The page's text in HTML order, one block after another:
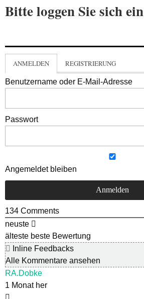
Bitte loggen Sie sich ein
ANMELDEN REGISTRIERUNG
Benutzername oder E-Mail-Adresse
Passwort
Angemeldet bleiben
134 Comments
neuste
älteste beste Bewertung
Inline Feedbacks
Alle Kommentare ansehen
RA.Dobke
1 Monat her